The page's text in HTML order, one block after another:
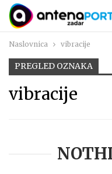
Naslovnica vibracije
PREGLED OZNAKA
vibracije